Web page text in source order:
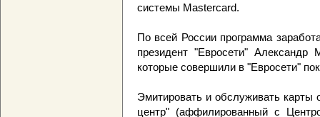
системы Mastercard.
По всей России программа
президент "Евросети"
которые совершили в "Евросети"
Эмитировать и обслуживать
центр" (аффилированный с